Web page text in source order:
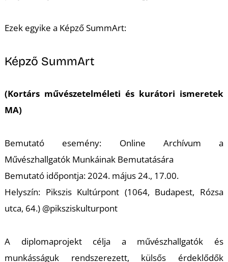
Ezek egyike a Képző SummArt:
Képző SummArt
(Kortárs művészetelméleti és kurátori ismeretek
MA)
Bemutató esemény: Online Archívum a
Művészhallgatók Munkáinak Bemutatására
Bemutató időpontja: 2024. május 24., 17.00.
Helyszín: Pikszis Kultúrpont (1064, Budapest, Rózsa
utca, 64.) @piksziskulturpont
A diplomaprojekt célja a művészhallgatók és
munkásságuk rendszerezett, külsős érdeklődők